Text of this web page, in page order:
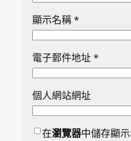
顯示名稱 *
電子郵件地址 *
個人網站網址
在瀏覽器中儲存顯